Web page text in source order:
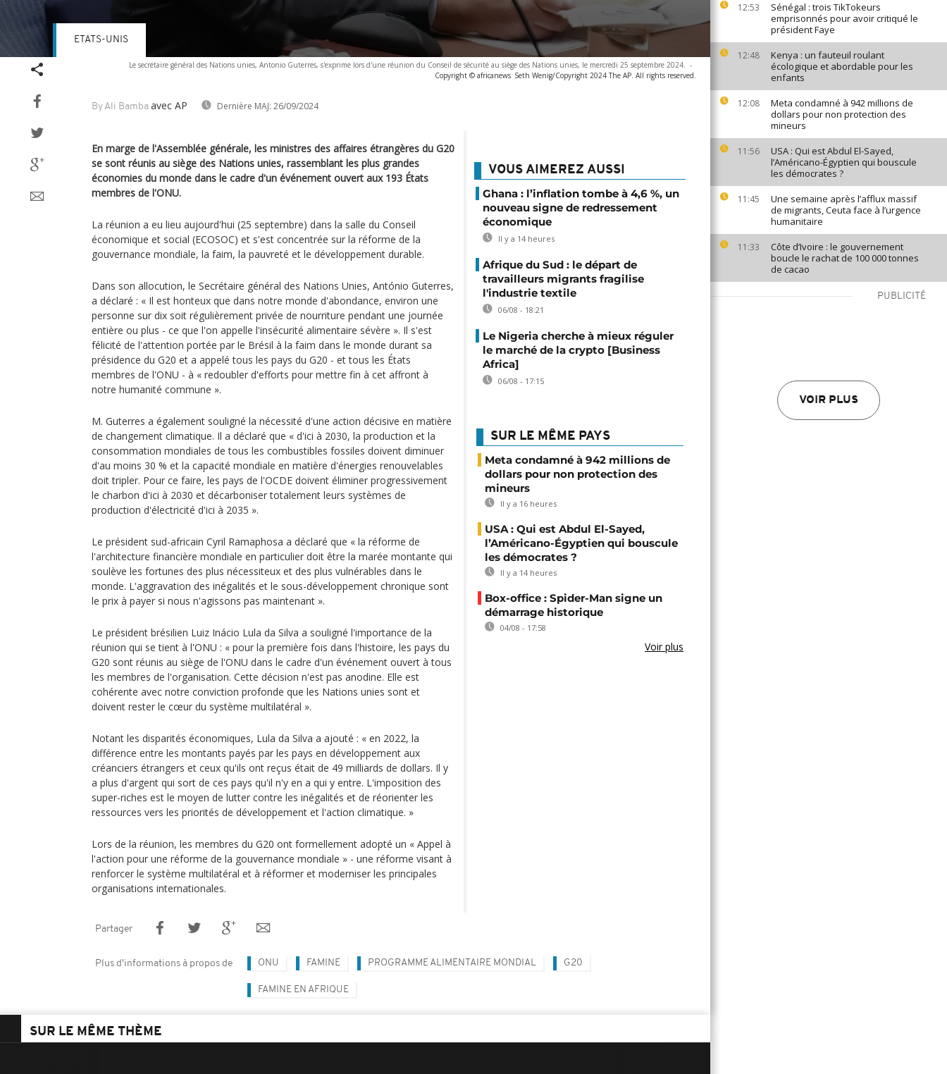
12:53
Sénégal : trois TikTokeurs
emprisonnés pour avoir critiqué le
président Faye
12:48
Kenya : un fauteuil roulant
écologique et abordable pour les
enfants
12:08
Meta condamné à 942 millions de
dollars pour non protection des
mineurs
11:56
USA : Qui est Abdul El-Sayed,
l’Américano-Égyptien qui bouscule
les démocrates ?
11:45
Une semaine après l’afflux massif
de migrants, Ceuta face à l’urgence
humanitaire
11:33
Côte d’Ivoire : le gouvernement
boucle le rachat de 100 000 tonnes
de cacao
PUBLICITÉ
VOIR PLUS
Le secrétaire général des Nations unies, Antonio Guterres, s'exprime lors d'une réunion du Conseil de sécurité au siège des Nations unies, le mercredi 25 septembre 2024. -
Copyright © africanews Seth Wenig/Copyright 2024 The AP. All rights reserved.
By Ali Bamba avec AP Dernière MAJ: 26/09/2024
ETATS-UNIS
En marge de l'Assemblée générale, les ministres des affaires étrangères du G20
se sont réunis au siège des Nations unies, rassemblant les plus grandes
économies du monde dans le cadre d'un événement ouvert aux 193 États
membres de l'ONU.
La réunion a eu lieu aujourd'hui (25 septembre) dans la salle du Conseil
économique et social (ECOSOC) et s'est concentrée sur la réforme de la
gouvernance mondiale, la faim, la pauvreté et le développement durable.
Dans son allocution, le Secrétaire général des Nations Unies, António Guterres,
a déclaré : « Il est honteux que dans notre monde d'abondance, environ une
personne sur dix soit régulièrement privée de nourriture pendant une journée
entière ou plus - ce que l'on appelle l'insécurité alimentaire sévère ». Il s'est
félicité de l'attention portée par le Brésil à la faim dans le monde durant sa
présidence du G20 et a appelé tous les pays du G20 - et tous les États
membres de l'ONU - à « redoubler d'efforts pour mettre fin à cet affront à
notre humanité commune ».
M. Guterres a également souligné la nécessité d'une action décisive en matière
de changement climatique. Il a déclaré que « d'ici à 2030, la production et la
consommation mondiales de tous les combustibles fossiles doivent diminuer
d'au moins 30 % et la capacité mondiale en matière d'énergies renouvelables
doit tripler. Pour ce faire, les pays de l'OCDE doivent éliminer progressivement
le charbon d'ici à 2030 et décarboniser totalement leurs systèmes de
production d'électricité d'ici à 2035 ».
Le président sud-africain Cyril Ramaphosa a déclaré que « la réforme de
l'architecture financière mondiale en particulier doit être la marée montante qui
soulève les fortunes des plus nécessiteux et des plus vulnérables dans le
monde. L'aggravation des inégalités et le sous-développement chronique sont
le prix à payer si nous n'agissons pas maintenant ».
Le président brésilien Luiz Inácio Lula da Silva a souligné l'importance de la
réunion qui se tient à l'ONU : « pour la première fois dans l'histoire, les pays du
G20 sont réunis au siège de l'ONU dans le cadre d'un événement ouvert à tous
les membres de l'organisation. Cette décision n'est pas anodine. Elle est
cohérente avec notre conviction profonde que les Nations unies sont et
doivent rester le cœur du système multilatéral ».
Notant les disparités économiques, Lula da Silva a ajouté : « en 2022, la
différence entre les montants payés par les pays en développement aux
créanciers étrangers et ceux qu'ils ont reçus était de 49 milliards de dollars. Il y
a plus d'argent qui sort de ces pays qu'il n'y en a qui y entre. L'imposition des
super-riches est le moyen de lutter contre les inégalités et de réorienter les
ressources vers les priorités de développement et l'action climatique. »
Lors de la réunion, les membres du G20 ont formellement adopté un « Appel à
l'action pour une réforme de la gouvernance mondiale » - une réforme visant à
renforcer le système multilatéral et à réformer et moderniser les principales
organisations internationales.
VOUS AIMEREZ AUSSI
Ghana : l’inflation tombe à 4,6 %, un
nouveau signe de redressement
économique
Il y a 14 heures
Afrique du Sud : le départ de
travailleurs migrants fragilise
l'industrie textile
06/08 - 18:21
Le Nigeria cherche à mieux réguler
le marché de la crypto [Business
Africa]
06/08 - 17:15
SUR LE MÊME PAYS
Meta condamné à 942 millions de
dollars pour non protection des
mineurs
Il y a 16 heures
USA : Qui est Abdul El-Sayed,
l’Américano-Égyptien qui bouscule
les démocrates ?
Il y a 14 heures
Box-office : Spider-Man signe un
démarrage historique
04/08 - 17:58
Voir plus
Partager
Plus d'informations à propos de ONU FAMINE PROGRAMME ALIMENTAIRE MONDIAL G20
FAMINE EN AFRIQUE
SUR LE MÊME THÈME